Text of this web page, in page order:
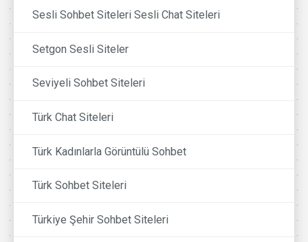
Sesli Sohbet Siteleri Sesli Chat Siteleri
Setgon Sesli Siteler
Seviyeli Sohbet Siteleri
Türk Chat Siteleri
Türk Kadınlarla Görüntülü Sohbet
Türk Sohbet Siteleri
Türkiye Şehir Sohbet Siteleri